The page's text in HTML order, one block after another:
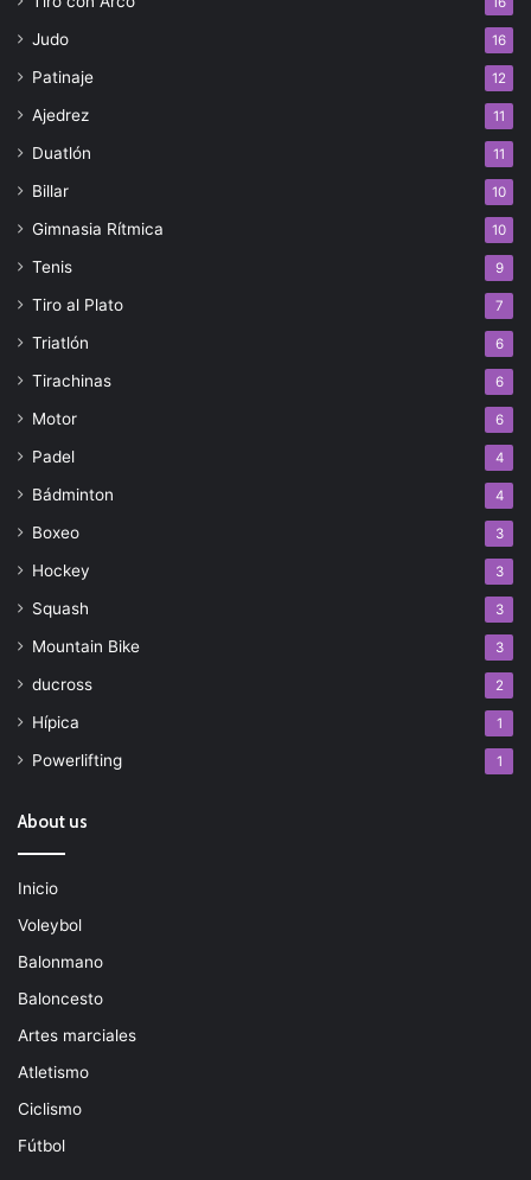
Judo 16
Patinaje 12
Ajedrez 11
Duatlón 11
Billar 10
Gimnasia Rítmica 10
Tenis 9
Tiro al Plato 7
Triatlón 6
Tirachinas 6
Motor 6
Padel 4
Bádminton 4
Boxeo 3
Hockey 3
Squash 3
Mountain Bike 3
ducross 2
Hípica 1
Powerlifting 1
About us
Inicio
Voleybol
Balonmano
Baloncesto
Artes marciales
Atletismo
Ciclismo
Fútbol